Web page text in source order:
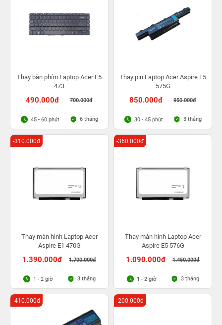
Thay bàn phím Laptop Acer E5
473
490.000đ 700.000đ
45 - 60 phút 6 tháng
Thay pin Laptop Acer Aspire E5
575G
850.000đ 950.000đ
30 - 45 phút 3 tháng
Thay màn hình Laptop Acer
Aspire E1 470G
1.390.000đ 1.700.000đ
-310.000đ
1 - 2 giờ 3 tháng
Thay màn hình Laptop Acer
Aspire E5 576G
1.090.000đ 1.450.000đ
-360.000đ
1 - 2 giờ 3 tháng
-410.000đ -200.000đ